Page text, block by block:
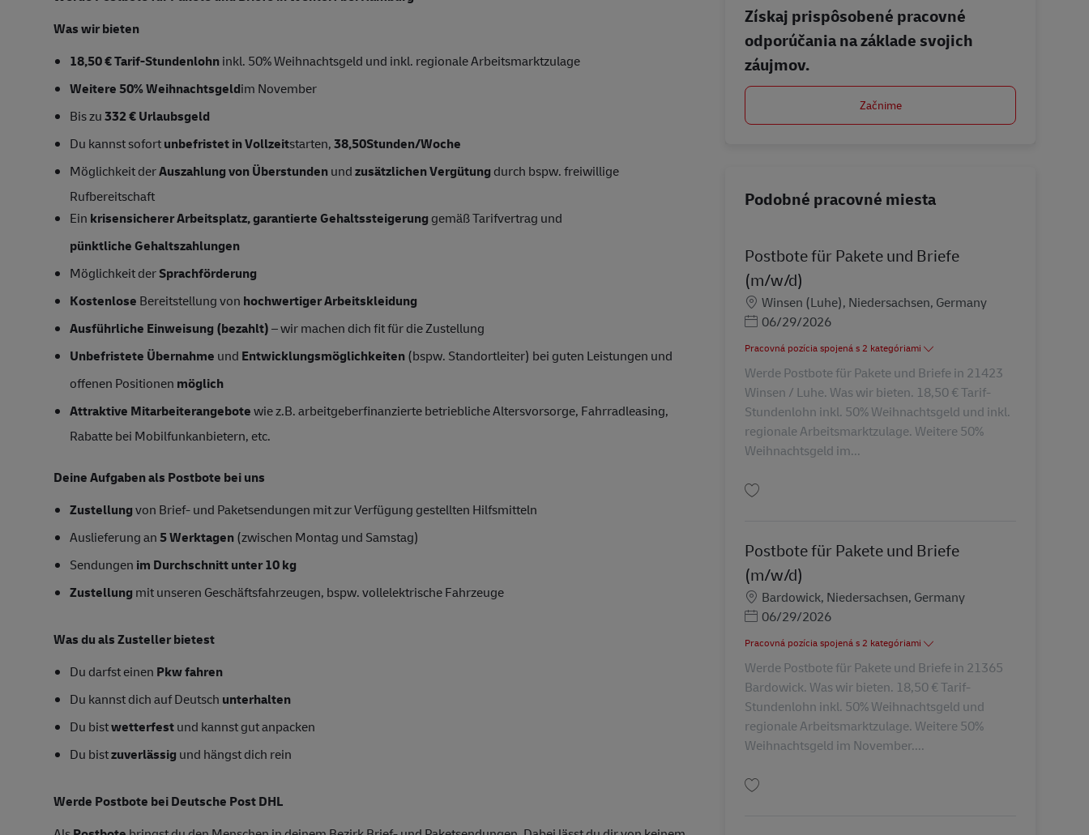
Was wir bieten
18,50 € Tarif-Stundenlohninkl. 50% Weihnachtsgeld und inkl. regionale Arbeitsmarktzulage
Weitere 50% Weihnachtsgeldim November
Bis zu332 € Urlaubsgeld
Du kannst sofortunbefristet in Vollzeitstarten,38,50Stunden/Woche
Möglichkeit derAuszahlung von Überstundenundzusätzlichen Vergütung durch bspw. freiwillige
Rufbereitschaft
Ein krisensicherer Arbeitsplatz, garantierte Gehaltssteigerung gemäß Tarifvertrag und
pünktliche Gehaltszahlungen
Möglichkeit derSprachförderung
Kostenlose Bereitstellung von hochwertiger Arbeitskleidung
Ausführliche Einweisung (bezahlt)– wir machen dich fit für die Zustellung
Unbefristete Übernahme und Entwicklungsmöglichkeiten(bspw. Standortleiter) bei guten Leistungen und
offenen Positionen möglich
Attraktive Mitarbeiterangebotewie z.B. arbeitgeberfinanzierte betriebliche Altersvorsorge, Fahrradleasing,
Rabatte bei Mobilfunkanbietern, etc.
Deine Aufgaben als Postbote bei uns
Zustellungvon Brief- und Paketsendungen mit zur Verfügung gestellten Hilfsmitteln
Auslieferung an5 Werktagen(zwischen Montag und Samstag)
Sendungen im Durchschnitt unter 10 kg
Zustellung mit unseren Geschäftsfahrzeugen, bspw. vollelektrische Fahrzeuge
Was du als Zusteller bietest
Du darfst einen Pkw fahren
Du kannst dich auf Deutsch unterhalten
Du bistwetterfestund kannst gut anpacken
Du bistzuverlässig und hängst dich rein
Werde Postbote bei Deutsche Post DHL
Získaj prispôsobené pracovné
odporúčania na základe svojich
záujmov.
Začnime
Podobné pracovné miesta
Postbote für Pakete und Briefe
(m/w/d)
Miesto
Winsen (Luhe), Niedersachsen, Germany
Posted Date
06/29/2026
Pracovná pozícia spojená s 2 kategóriami
Werde Postbote für Pakete und Briefe in 21423
Winsen / Luhe. Was wir bieten. 18,50 € Tarif-
Stundenlohn inkl. 50% Weihnachtsgeld und inkl.
regionale Arbeitsmarktzulage. Weitere 50%
Weihnachtsgeld im...
Postbote für Pakete und Briefe
(m/w/d)
Miesto
Bardowick, Niedersachsen, Germany
Posted Date
06/29/2026
Pracovná pozícia spojená s 2 kategóriami
Werde Postbote für Pakete und Briefe in 21365
Bardowick. Was wir bieten. 18,50 € Tarif-
Stundenlohn inkl. 50% Weihnachtsgeld und
regionale Arbeitsmarktzulage. Weitere 50%
Weihnachtsgeld im November....